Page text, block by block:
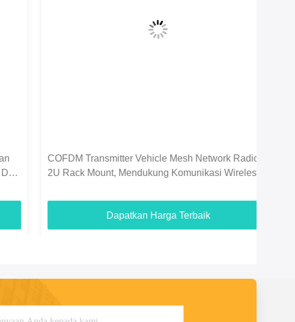
COFDM Transmitter Vehicle Mesh Network Radio,
2U Rack Mount, Mendukung Komunikasi Wireless
Dapatkan Harga Terbaik